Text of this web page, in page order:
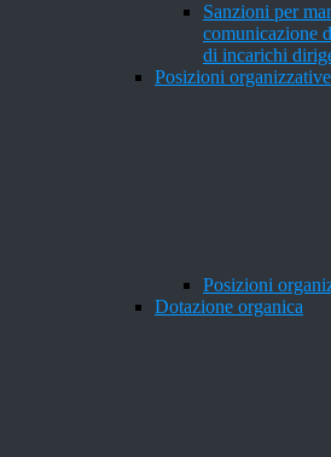
Sanzioni per
comunicazione
di incarichi
Posizioni organizzative
Posizioni
Dotazione organica